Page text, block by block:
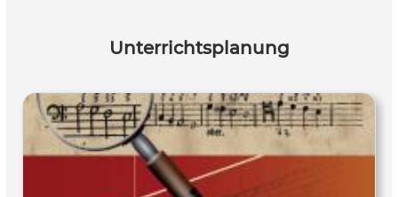
Unterrichtsplanung